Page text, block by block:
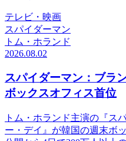
テレビ・映画
スパイダーマン
トム・ホランド
2026.08.02
スパイダーマン：ブラ
ボックスオフィス首位
トム・ホランド主演の『ス
ー・デイ』が韓国の週末ボ